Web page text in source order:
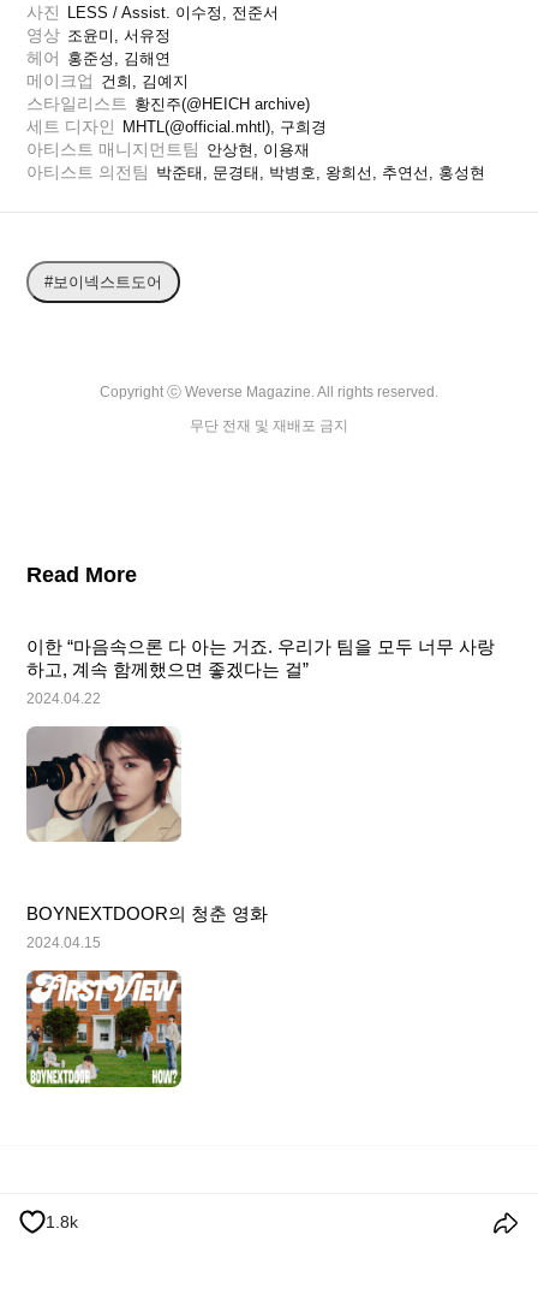
사진 LESS / Assist. 이수정, 전준서
영상 조윤미, 서유정
헤어 홍준성, 김해연
메이크업 건희, 김예지
스타일리스트 황진주(@HEICH archive)
세트 디자인 MHTL(@official.mhtl), 구희경
아티스트 매니지먼트팀 안상현, 이용재
아티스트 의전팀 박준태, 문경태, 박병호, 왕희선, 추연선, 홍성현
#보이넥스트도어
Copyright ⓒ Weverse Magazine. All rights reserved.
무단 전재 및 재배포 금지
1.8k
Read More
이한 “마음속으론 다 아는 거죠. 우리가 팀을 모두 너무 사랑
하고, 계속 함께했으면 좋겠다는 걸”
2024.04.22
BOYNEXTDOOR의 청춘 영화
2024.04.15